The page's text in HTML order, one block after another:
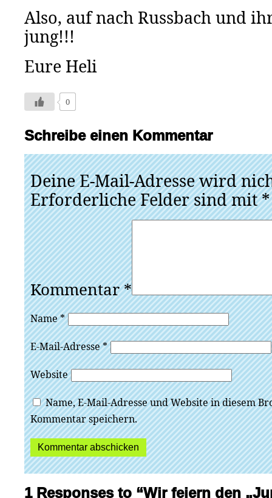
Also, auf nach Russbach und
jung!!!
Eure Heli
0
Schreibe einen Kommentar
Deine E-Mail-Adresse wird
Erforderliche Felder sind mit*
Kommentar*
Name*
E-Mail-Adresse*
Website
Name, E-Mail-Adresse und Website in diesem
Kommentar speichern.
1 Responses to “Wir feiern den